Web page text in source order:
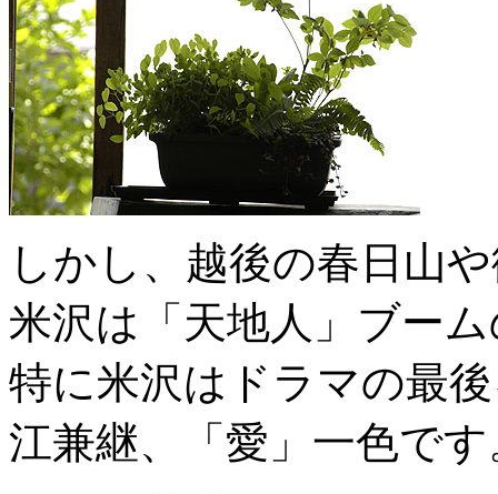
しかし、越後の春日山
米沢は「天地人」ブー
特に米沢はドラマの最
江兼継、「愛」一色です